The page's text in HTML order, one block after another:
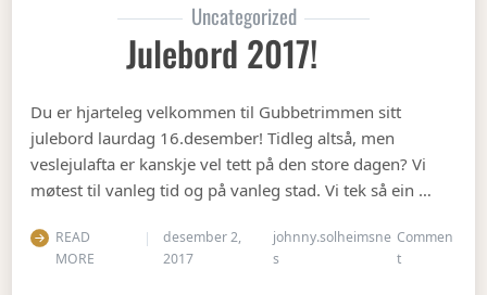
Uncategorized
Julebord 2017!
Du er hjarteleg velkommen til Gubbetrimmen sitt
julebord laurdag 16.desember! Tidleg altså, men
veslejulafta er kanskje vel tett på den store dagen? Vi
møtest til vanleg tid og på vanleg stad. Vi tek så ein …
READ
MORE
desember 2,
2017
johnny.solheimsne
s
Commen
ton Julebord